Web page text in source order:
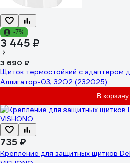
-7%
3 445 ₽
3 690 ₽
Щиток термостойкий с адаптером
Аллигатор-03, 3202 (232025)
В корзину
735 ₽
Крепление для защитных щитков